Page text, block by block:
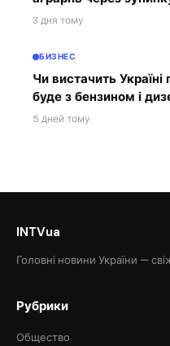
3 дня тому
БИЗНЕС
Чи вистачить
буде з бензином і
5 дней тому
INTVua
Головні новини України —
Рубрики
Общество